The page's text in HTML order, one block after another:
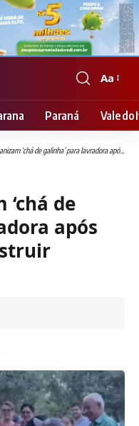
Font
Resizer
Aa
Paraná Vale do
de galinha’ para lavradora após ataque de cães destruir galinheiro
de
após